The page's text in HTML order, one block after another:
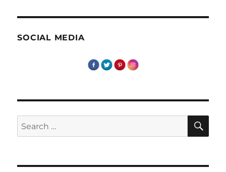
SOCIAL MEDIA
Search
for: